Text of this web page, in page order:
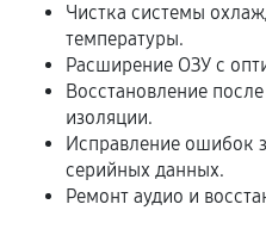
расширенной гарантии.
условия продления
фиксируются в
Когда гарантия не
Чистка системы
температуры.
Расширение ОЗУ с
Восстановление
изоляции.
Исправление ошибок
серийных данных.
Ремонт аудио и